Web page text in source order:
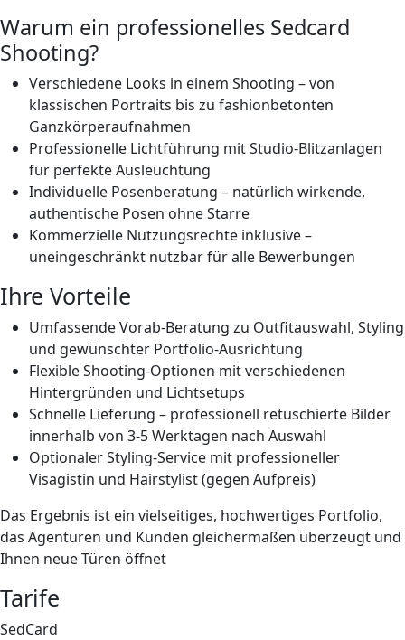
Warum ein professionelles Sedcard
Shooting?
Verschiedene Looks in einem Shooting – von
klassischen Portraits bis zu fashionbetonten
Ganzkörperaufnahmen
Professionelle Lichtführung mit Studio-Blitzanlagen
für perfekte Ausleuchtung
Individuelle Posenberatung – natürlich wirkende,
authentische Posen ohne Starre
Kommerzielle Nutzungsrechte inklusive –
uneingeschränkt nutzbar für alle Bewerbungen
Ihre Vorteile
UmfassendeVorab-Beratung zu Outfitauswahl, Styling
und gewünschter Portfolio-Ausrichtung
Flexible Shooting-Optionen mitverschiedenen
Hintergründen und Lichtsetups
Schnelle Lieferung – professionell retuschierte Bilder
innerhalb von 3-5 Werktagen nach Auswahl
Optionaler Styling-Service mit professioneller
Visagistin und Hairstylist (gegen Aufpreis)
Das Ergebnis ist ein vielseitiges, hochwertiges Portfolio,
das Agenturen und Kunden gleichermaßen überzeugt und
Ihnen neue Türen öffnet
Tarife
SedCard